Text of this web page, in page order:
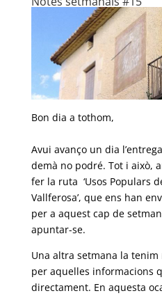
k
r
l
a
r
Bon dia a tothom,
Avui avanço un dia
demà no podré. Tot i això,
fer la ruta ‘Usos Populars
Vallferosa’, que ens han
per a aquest cap de
apuntar-se.
Una altra setmana la
per aquelles informacions
directament. En aquesta